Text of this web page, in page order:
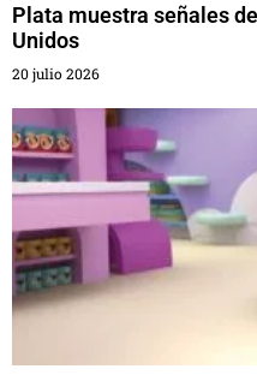
Plata muestra señales
Unidos
20 julio 2026